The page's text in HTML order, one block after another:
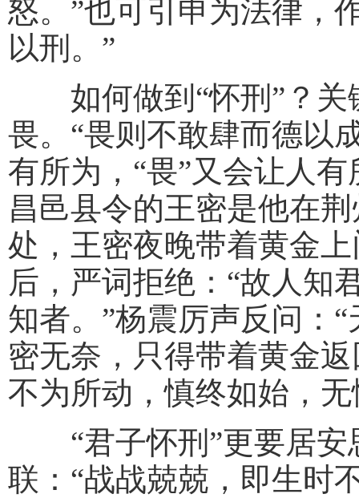
怒。”也可引申为法律，
以刑。”
如何做到“怀刑”？关
畏。“畏则不敢肆而德以
有所为，“畏”又会让人
昌邑县令的王密是他在
处，王密夜晚带着黄金
后，严词拒绝：“故人知
知者。”杨震厉声反问：
密无奈，只得带着黄金
不为所动，慎终如始，
“君子怀刑”更要居安
联：“战战兢兢，即生时